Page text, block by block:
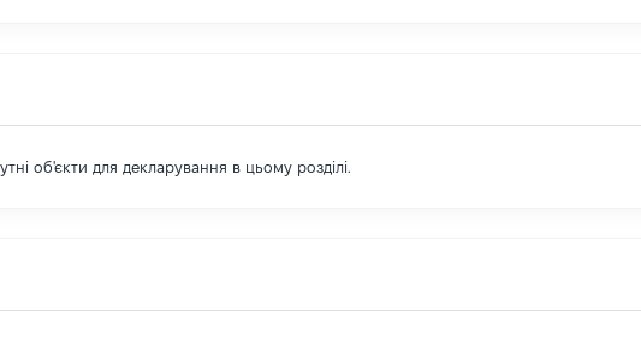
об'єкти для декларування в цьому розділі.